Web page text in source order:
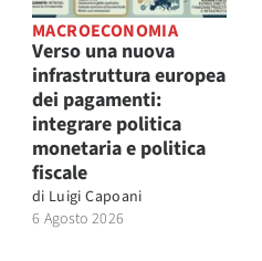
MACROECONOMIA
Verso una nuova
infrastruttura europea
dei pagamenti:
integrare politica
monetaria e politica
fiscale
di Luigi Capoani
6 Agosto 2026